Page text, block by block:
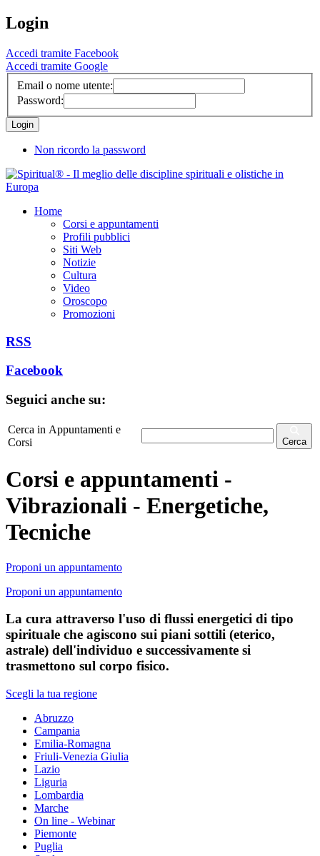
Login
Accedi tramite Facebook
Accedi tramite Google
Email o nome utente:
Password:
Non ricordo la password
Home
Corsi e appuntamenti
Profili pubblici
Siti Web
Notizie
Cultura
Video
Oroscopo
Promozioni
RSS
Facebook
Seguici anche su:
Cerca in Appuntamenti e
Corsi
Cerca
Corsi e appuntamenti -
Vibrazionali - Energetiche,
Tecniche
Proponi un appuntamento
Proponi un appuntamento
La cura attraverso l'uso di flussi energetici di tipo
spirituale che agiscono sui piani sottili (eterico,
astrale) dell'individuo e successivamente si
trasmettono sul corpo fisico.
Scegli la tua regione
Abruzzo
Campania
Emilia-Romagna
Friuli-Venezia Giulia
Lazio
Liguria
Lombardia
Marche
On line - Webinar
Piemonte
Puglia